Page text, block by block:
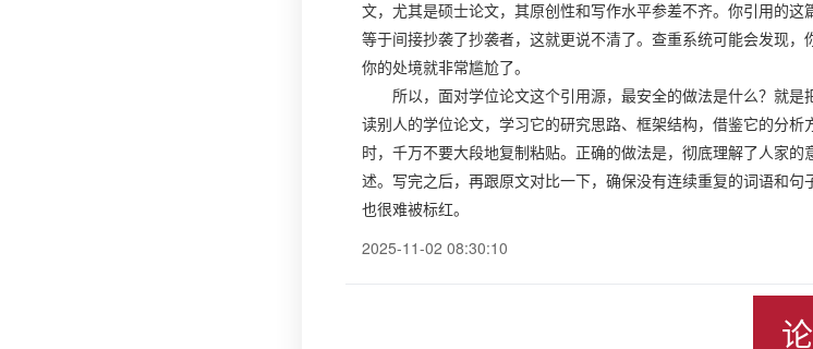
文，尤其是硕士论文，其原创性和写作水平参差不齐。你引用的
等于间接抄袭了抄袭者，这就更说不清了。查重系统可能会发现
你的处境就非常尴尬了。
所以，面对学位论文这个引用源，最安全的做法是什么？就
读别人的学位论文，学习它的研究思路、框架结构，借鉴它的分
时，千万不要大段地复制粘贴。正确的做法是，彻底理解了人家
述。写完之后，再跟原文对比一下，确保没有连续重复的词语和
也很难被标红。
2025-11-02 08:30:10